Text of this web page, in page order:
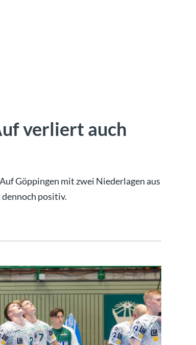
verliert auch
Göppingen mit zwei Niederlagen aus
positiv.